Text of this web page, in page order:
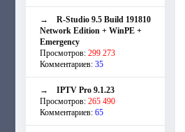
→ R-Studio 9.5 Build 191810
Network Edition + WinPE +
Emergency
Просмотров: 299 273
Комментариев: 35
→ IPTV Pro 9.1.23
Просмотров: 265 490
Комментариев: 65